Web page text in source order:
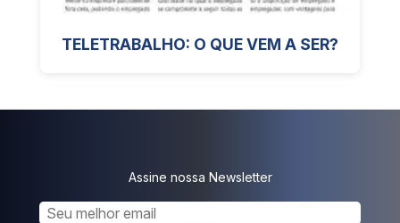
TELETRABALHO: O QUE VEM A SER?
Assine nossa Newsletter